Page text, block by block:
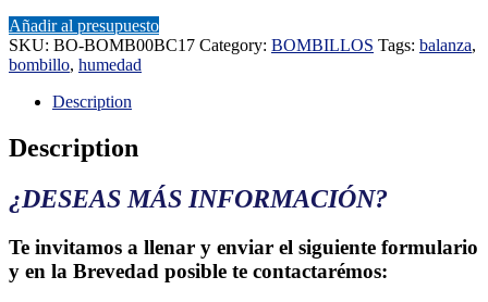
Añadir al presupuesto
SKU: BO-BOMB00BC17 Category: BOMBILLOS Tags: balanza,
bombillo, humedad
Description
Description
¿DESEAS MÁS INFORMACIÓN?
Te invitamos a llenar y enviar el siguiente formulario
y en la Brevedad posible te contactarémos: